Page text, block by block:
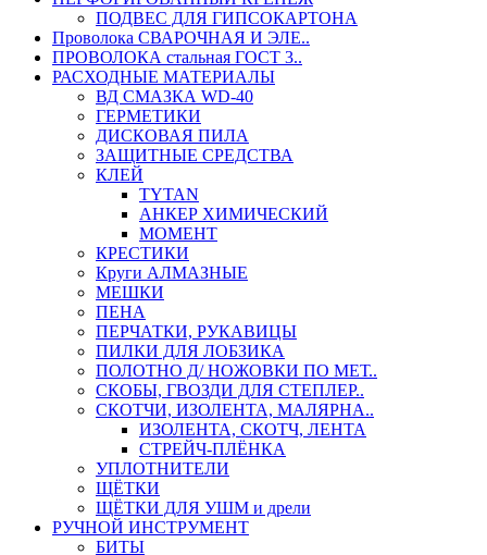
ПОДВЕС ДЛЯ ГИПСОКАРТОНА
Проволока СВАРОЧНАЯ И ЭЛЕ..
ПРОВОЛОКА стальная ГОСТ 3..
РАСХОДНЫЕ МАТЕРИАЛЫ
ВД СМАЗКА WD-40
ГЕРМЕТИКИ
ДИСКОВАЯ ПИЛА
ЗАЩИТНЫЕ СРЕДСТВА
КЛЕЙ
TYTAN
АНКЕР ХИМИЧЕСКИЙ
МОМЕНТ
КРЕСТИКИ
Круги АЛМАЗНЫЕ
МЕШКИ
ПЕНА
ПЕРЧАТКИ, РУКАВИЦЫ
ПИЛКИ ДЛЯ ЛОБЗИКА
ПОЛОТНО Д/ НОЖОВКИ ПО МЕТ..
СКОБЫ, ГВОЗДИ ДЛЯ СТЕПЛЕР..
СКОТЧИ, ИЗОЛЕНТА, МАЛЯРНА..
ИЗОЛЕНТА, СКОТЧ, ЛЕНТА
СТРЕЙЧ-ПЛЁНКА
УПЛОТНИТЕЛИ
ЩЁТКИ
ЩЁТКИ ДЛЯ УШМ и дрели
РУЧНОЙ ИНСТРУМЕНТ
БИТЫ